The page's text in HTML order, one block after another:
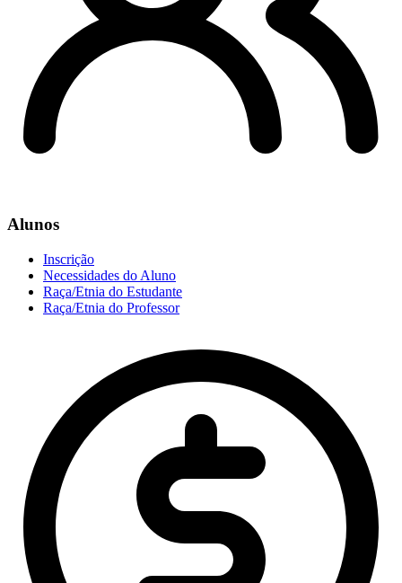
Alunos
Inscrição
Necessidades do Aluno
Raça/Etnia do Estudante
Raça/Etnia do Professor